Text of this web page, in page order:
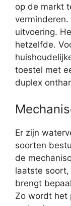
op de markt
uitvoering.
hetzelfde.
toestel met
duplex
Er zijn
soorten
de
laatste
brengt
Zo wordt het